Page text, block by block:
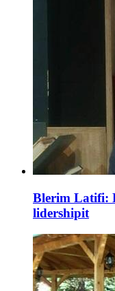
Blerim Latifi:
lidershipit